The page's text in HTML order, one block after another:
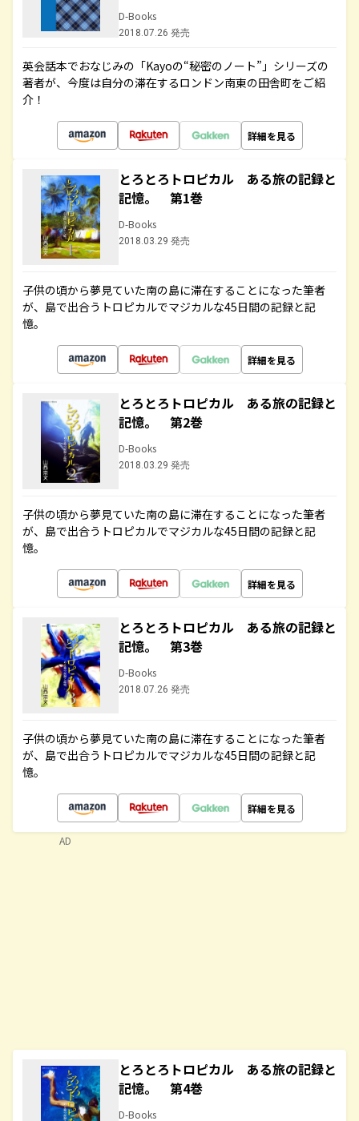
D-Books
2018.07.26 発売
英会話本でおなじみの「Kayoの“秘密のノート”」シリーズの
著者が、今度は自分の滞在するロンドン南東の田舎町をご紹
介！
詳細を見る
とろとろトロピカル ある旅の記録と
記憶。 第1巻
D-Books
2018.03.29 発売
子供の頃から夢見ていた南の島に滞在することになった筆者
が、島で出合うトロピカルでマジカルな45日間の記録と記
憶。
詳細を見る
とろとろトロピカル ある旅の記録と
記憶。 第2巻
D-Books
2018.03.29 発売
子供の頃から夢見ていた南の島に滞在することになった筆者
が、島で出合うトロピカルでマジカルな45日間の記録と記
憶。
詳細を見る
とろとろトロピカル ある旅の記録と
記憶。 第3巻
D-Books
2018.07.26 発売
子供の頃から夢見ていた南の島に滞在することになった筆者
が、島で出合うトロピカルでマジカルな45日間の記録と記
憶。
詳細を見る
とろとろトロピカル ある旅の記録と
記憶。 第4巻
D-Books
AD